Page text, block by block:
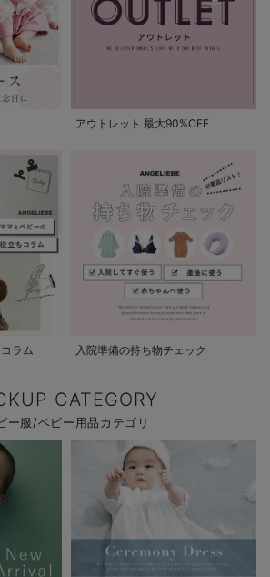
アウトレット 最大90%OFF
ラム 入院準備の持ち物チェック
CATEGORY
ー服/ベビー用品カテゴリ